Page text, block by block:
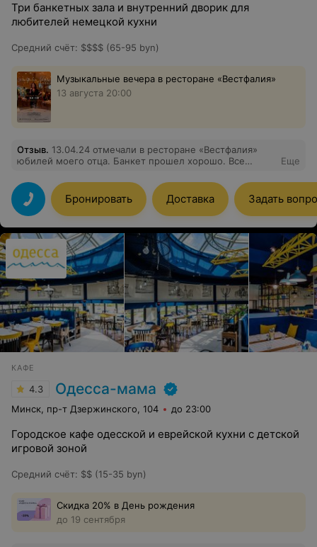
Три банкетных зала и внутренний дворик для
любителей немецкой кухни
Средний счёт: $$$$ (65-95 byn)
Музыкальные вечера в ресторане «Вестфалия»
13 августа 20:00
Отзыв. 13.04.24 отмечали в ресторане «Вестфалия»
юбилей моего отца. Банкет прошел хорошо. Все
Спасибо всему коллективу ресторана. Отдельное
спасибо банкетному менеджеру Яне Важник за
внимательное отношение и оперативное реагирование
на наши просьбы и пожелания. Обязательно придём
сюда ещё!
Еще
Бронировать Доставка Задать
КАФЕ
4.3 Одесса-мама
Минск, пр-т Дзержинского, 104 до 23:00
Городское кафе одесской и еврейской кухни с детской
игровой зоной
Средний счёт: $$ (15-35 byn)
Скидка 20% в День рождения
до 19 сентября